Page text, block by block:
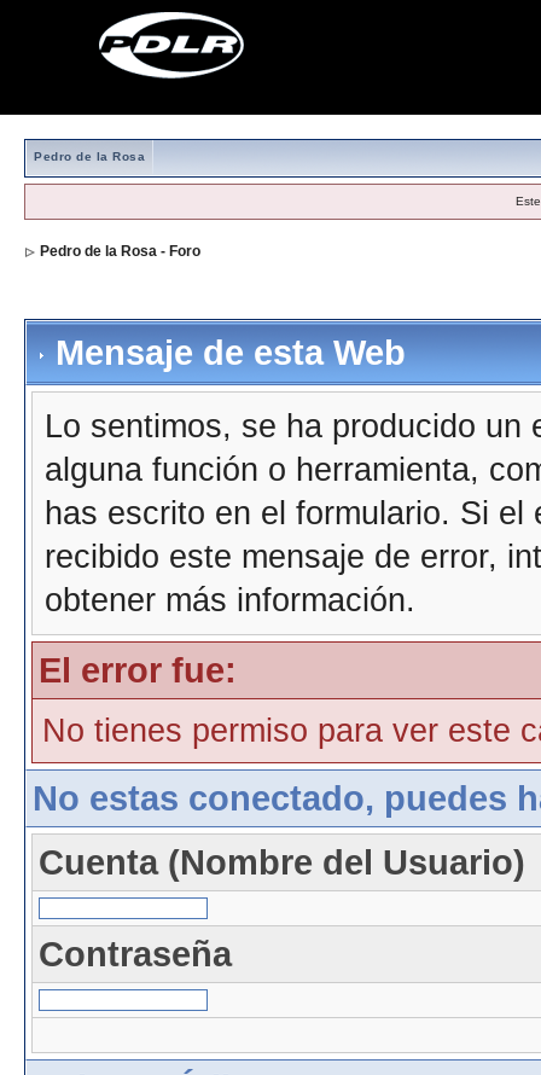
Pedro de la Rosa
Pedro de la Rosa - Foro
Mensaje de esta Web
Lo sentimos, se ha producido
alguna función o herramienta,
has escrito en el formulario. Si
recibido este mensaje de error,
obtener más información.
El error fue:
No tienes permiso para ver este
No estas conectado, puedes
Cuenta (Nombre del Usuario)
Contraseña